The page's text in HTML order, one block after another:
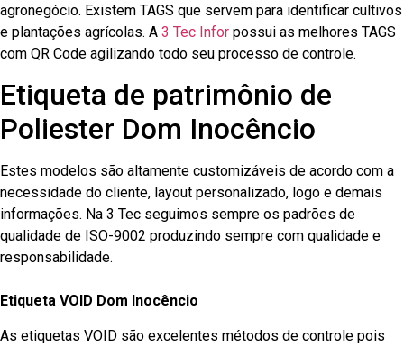
agronegócio. Existem TAGS que servem para identificar cultivos
e plantações agrícolas. A 3 Tec Infor possui as melhores TAGS
com QR Code agilizando todo seu processo de controle.
Etiqueta de patrimônio de
Poliester Dom Inocêncio
Estes modelos são altamente customizáveis de acordo com a
necessidade do cliente, layout personalizado, logo e demais
informações. Na 3 Tec seguimos sempre os padrões de
qualidade de ISO-9002 produzindo sempre com qualidade e
responsabilidade.
Etiqueta VOID Dom Inocêncio
As etiquetas VOID são excelentes métodos de controle pois